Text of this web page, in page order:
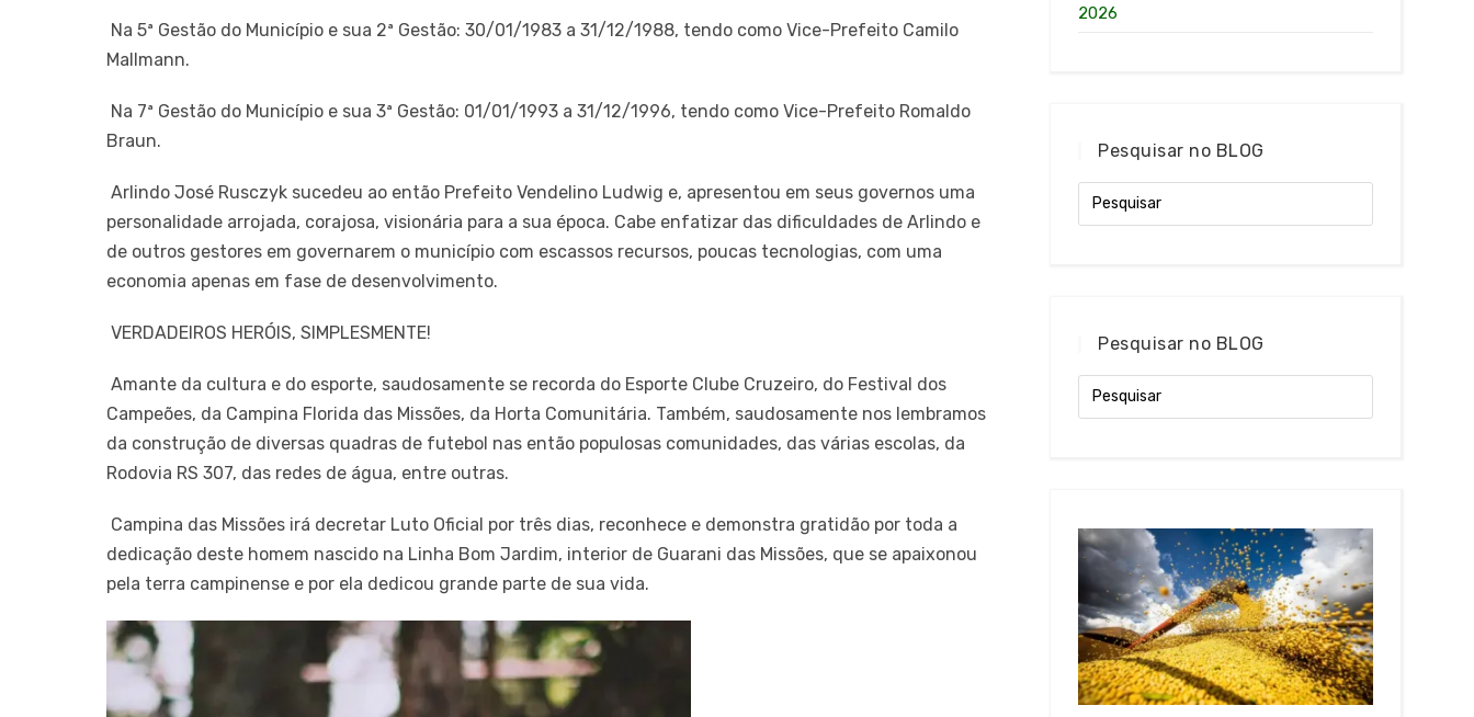
Na 5ª Gestão do Município e sua 2ª Gestão: 30/01/1983 a 31/12/1988, tendo como Vice-Prefeito Camilo
Mallmann.
Na 7ª Gestão do Município e sua 3ª Gestão: 01/01/1993 a 31/12/1996, tendo como Vice-Prefeito Romaldo
Braun.
Arlindo José Rusczyk sucedeu ao então Prefeito Vendelino Ludwig e, apresentou em seus governos uma
personalidade arrojada, corajosa, visionária para a sua época. Cabe enfatizar das dificuldades de Arlindo e
de outros gestores em governarem o município com escassos recursos, poucas tecnologias, com uma
economia apenas em fase de desenvolvimento.
VERDADEIROS HERÓIS, SIMPLESMENTE!
Amante da cultura e do esporte, saudosamente se recorda do Esporte Clube Cruzeiro, do Festival dos
Campeões, da Campina Florida das Missões, da Horta Comunitária. Também, saudosamente nos lembramos
da construção de diversas quadras de futebol nas então populosas comunidades, das várias escolas, da
Rodovia RS 307, das redes de água, entre outras.
Campina das Missões irá decretar Luto Oficial por três dias, reconhece e demonstra gratidão por toda a
dedicação deste homem nascido na Linha Bom Jardim, interior de Guarani das Missões, que se apaixonou
pela terra campinense e por ela dedicou grande parte de sua vida.
2026
Pesquisar no BLOG
Pesquisar no BLOG